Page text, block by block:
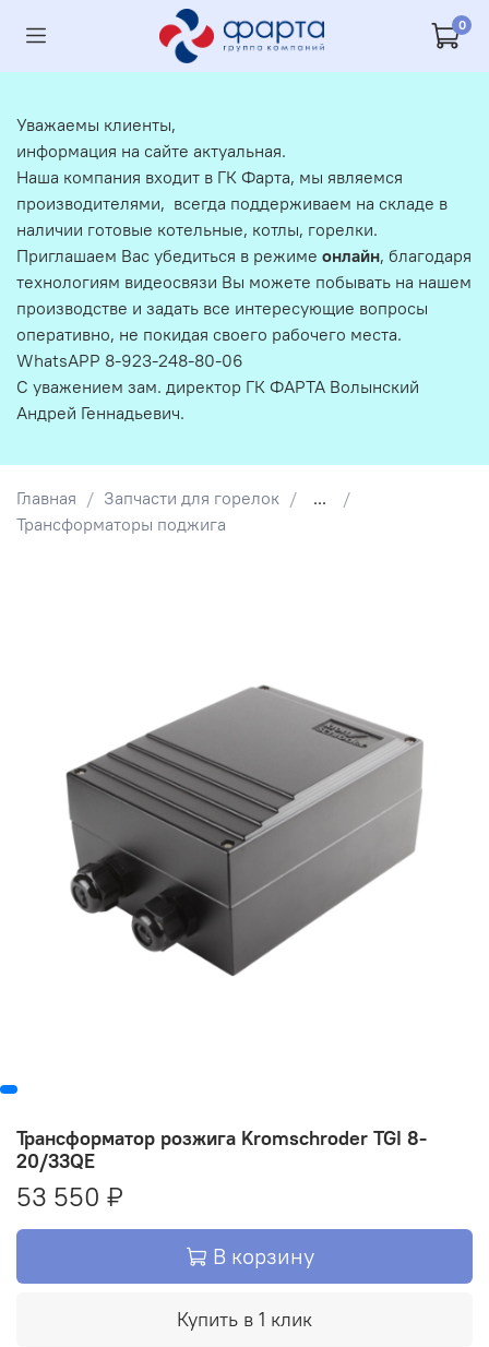
0
Главная Запчасти для горелок
...
Трансформаторы поджига
Трансформатор розжига Kromschroder TGI 8-
20/33QE
53 550 ₽
В корзину
Купить в 1 клик
Уважаемы клиенты,
информация на сайте актуальная.
Наша компания входит в ГК Фарта, мы являемся
производителями, всегда поддерживаем на складе в
наличии готовые котельные, котлы, горелки.
Приглашаем Вас убедиться в режиме онлайн, благодаря
технологиям видеосвязи Вы можете побывать на нашем
производстве и задать все интересующие вопросы
оперативно, не покидая своего рабочего места.
WhatsAPP 8-923-248-80-06
С уважением зам. директор ГК ФАРТА Волынский
Андрей Геннадьевич.